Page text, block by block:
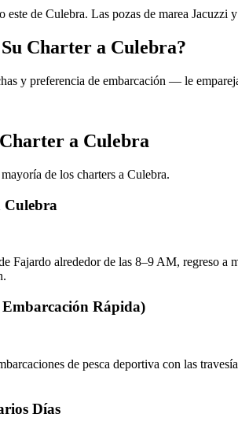
este de Culebra. Las pozas de marea
Charter a Culebra?
y preferencia de embarcación — le
a Culebra
de los charters a Culebra.
Culebra
Fajardo alrededor de las 8–9 AM, regreso
Rápida)
de pesca deportiva con las
Días